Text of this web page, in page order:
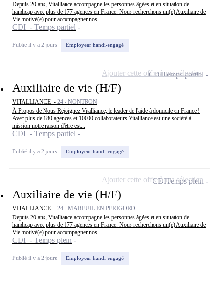
Depuis 20 ans, Vitalliance accompagne les personnes âgées et en situation de
handicap avec plus de 177 agences en France. Nous recherchons un(e) Auxiliaire de
Vie motivé(e) pour accompagner nos...
CDI - Temps partiel
Publié il y a 2 jours Employeur handi-engagé
Auxiliaire de vie (H/F)
VITALLIANCE - 24 - NONTRON
À Propos de Nous Rejoignez Vitalliance, le leader de l'aide à domicile en France !
Avec plus de 180 agences et 10000 collaborateurs.Vitalliance est une société à
mission notre raison d'être est...
CDI - Temps partiel
Publié il y a 2 jours Employeur handi-engagé
CDITemps partiel
Ajouter cette offre à ma sélection
Auxiliaire de vie (H/F)
VITALLIANCE - 24 - MAREUIL EN PERIGORD
Depuis 20 ans, Vitalliance accompagne les personnes âgées et en situation de
handicap avec plus de 177 agences en France. Nous recherchons un(e) Auxiliaire de
Vie motivé(e) pour accompagner nos...
CDI - Temps plein
Publié il y a 2 jours Employeur handi-engagé
CDITemps plein
Ajouter cette offre à ma sélection